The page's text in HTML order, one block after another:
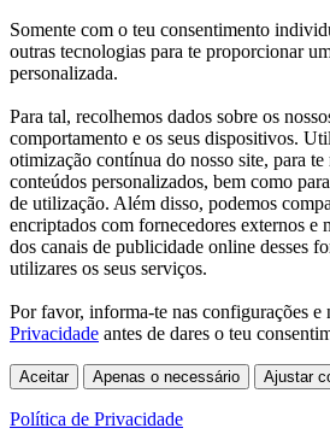
Somente com o teu consentimento
outras tecnologias para te proporcionar
personalizada.
Para tal, recolhemos dados sobre os
comportamento e os seus dispositivos.
otimização contínua do nosso site, para
conteúdos personalizados, bem como
de utilização. Além disso, podemos
encriptados com fornecedores externos e
dos canais de publicidade online desses
utilizares os seus serviços.
Por favor, informa-te nas configurações e
Privacidade antes de dares o teu
Aceitar Apenas o necessário Ajustar
Política de Privacidade